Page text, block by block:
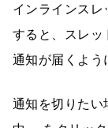
インラインスレ
すると、スレッ
通知が届くよう
通知を切りた